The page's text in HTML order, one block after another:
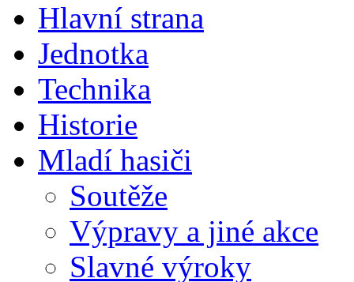
Hlavní strana
Jednotka
Technika
Historie
Mladí hasiči
Soutěže
Výpravy a jiné akce
Slavné výroky